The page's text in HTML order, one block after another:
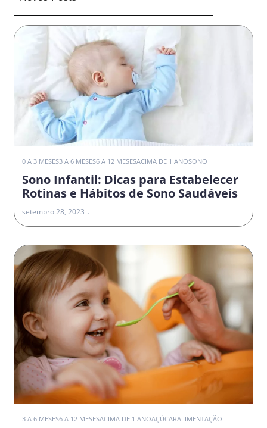
0 A 3 MESES3 A 6 MESES6 A 12 MESESACIMA DE 1 ANOSONO
Sono Infantil: Dicas para Estabelecer
Rotinas e Hábitos de Sono Saudáveis
setembro 28, 2023
3 A 6 MESES6 A 12 MESESACIMA DE 1 ANOAÇÚCARALIMENTAÇÃO